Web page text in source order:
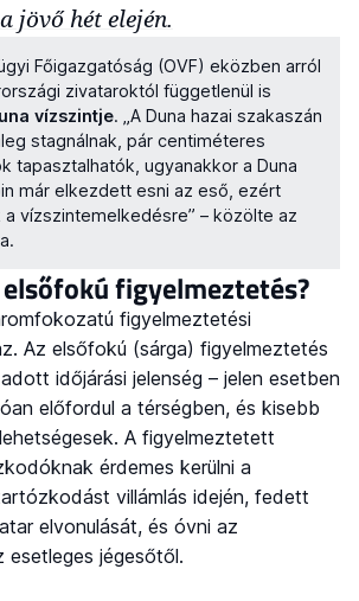
jövő hét elején.
Főigazgatóság (OVF) eközben arról
zivataroktól függetlenül is
vízszintje. „A Duna hazai szakaszán
stagnálnak, pár centiméteres
tapasztalhatók, ugyanakkor a Duna
már elkezdett esni az eső, ezért
vízszintemelkedésre” – közölte az
figyelmeztetés?
figyelmeztetési
Az elsőfokú (sárga) figyelmeztetés
időjárási jelenség – jelen esetben
előfordul a térségben, és kisebb
A figyelmeztetett
érdemes kerülni a
villámlás idején, fedett
elvonulását, és óvni az
jégesőtől.